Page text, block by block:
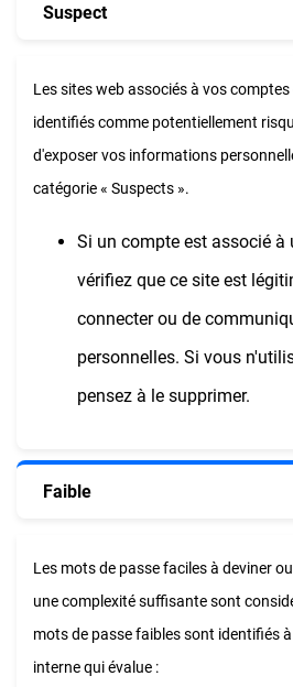
Suspect
Les sites web associés à vos
identifiés comme potentiellement
d'exposer vos informations
catégorie « Suspects ».
Si un compte est associé à
vérifiez que ce site est
connecter ou de
personnelles. Si vous
pensez à le supprimer.
Faible
Les mots de passe faciles à deviner
une complexité suffisante sont
mots de passe faibles sont identifiés
interne qui évalue :